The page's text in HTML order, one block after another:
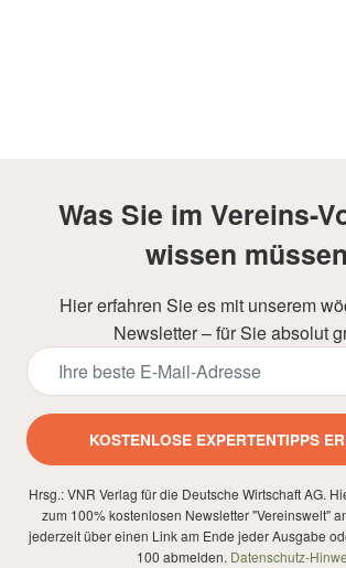
Was Sie im Vereins-
wissen müssen
Hier erfahren Sie es mit unserem
Newsletter – für Sie absolut
KOSTENLOSE EXPERTENTIPPS
Hrsg.: VNR Verlag für die Deutsche Wirtschaft AG.
zum 100% kostenlosen Newsletter "Vereinswelt"
jederzeit über einen Link am Ende jeder Ausgabe
100 abmelden. Datenschutz-